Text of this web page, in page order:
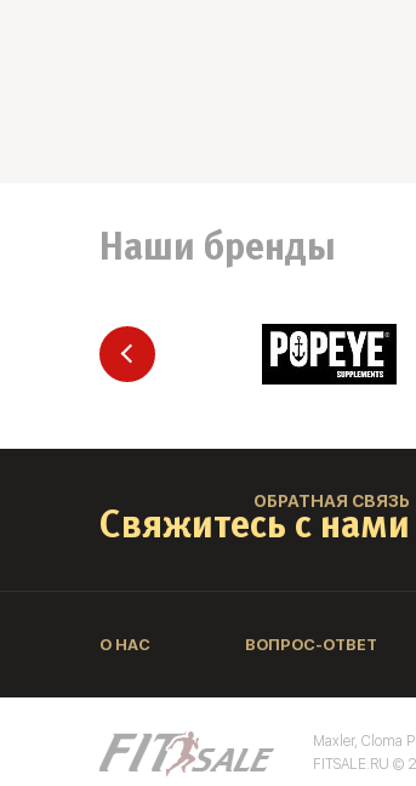
Наши бренды
ОБРАТНАЯ СВЯЗЬ
Свяжитесь с нами
О НАС ВОПРОС-ОТВЕТ
Maxler, Cloma
FITSALE.RU ©